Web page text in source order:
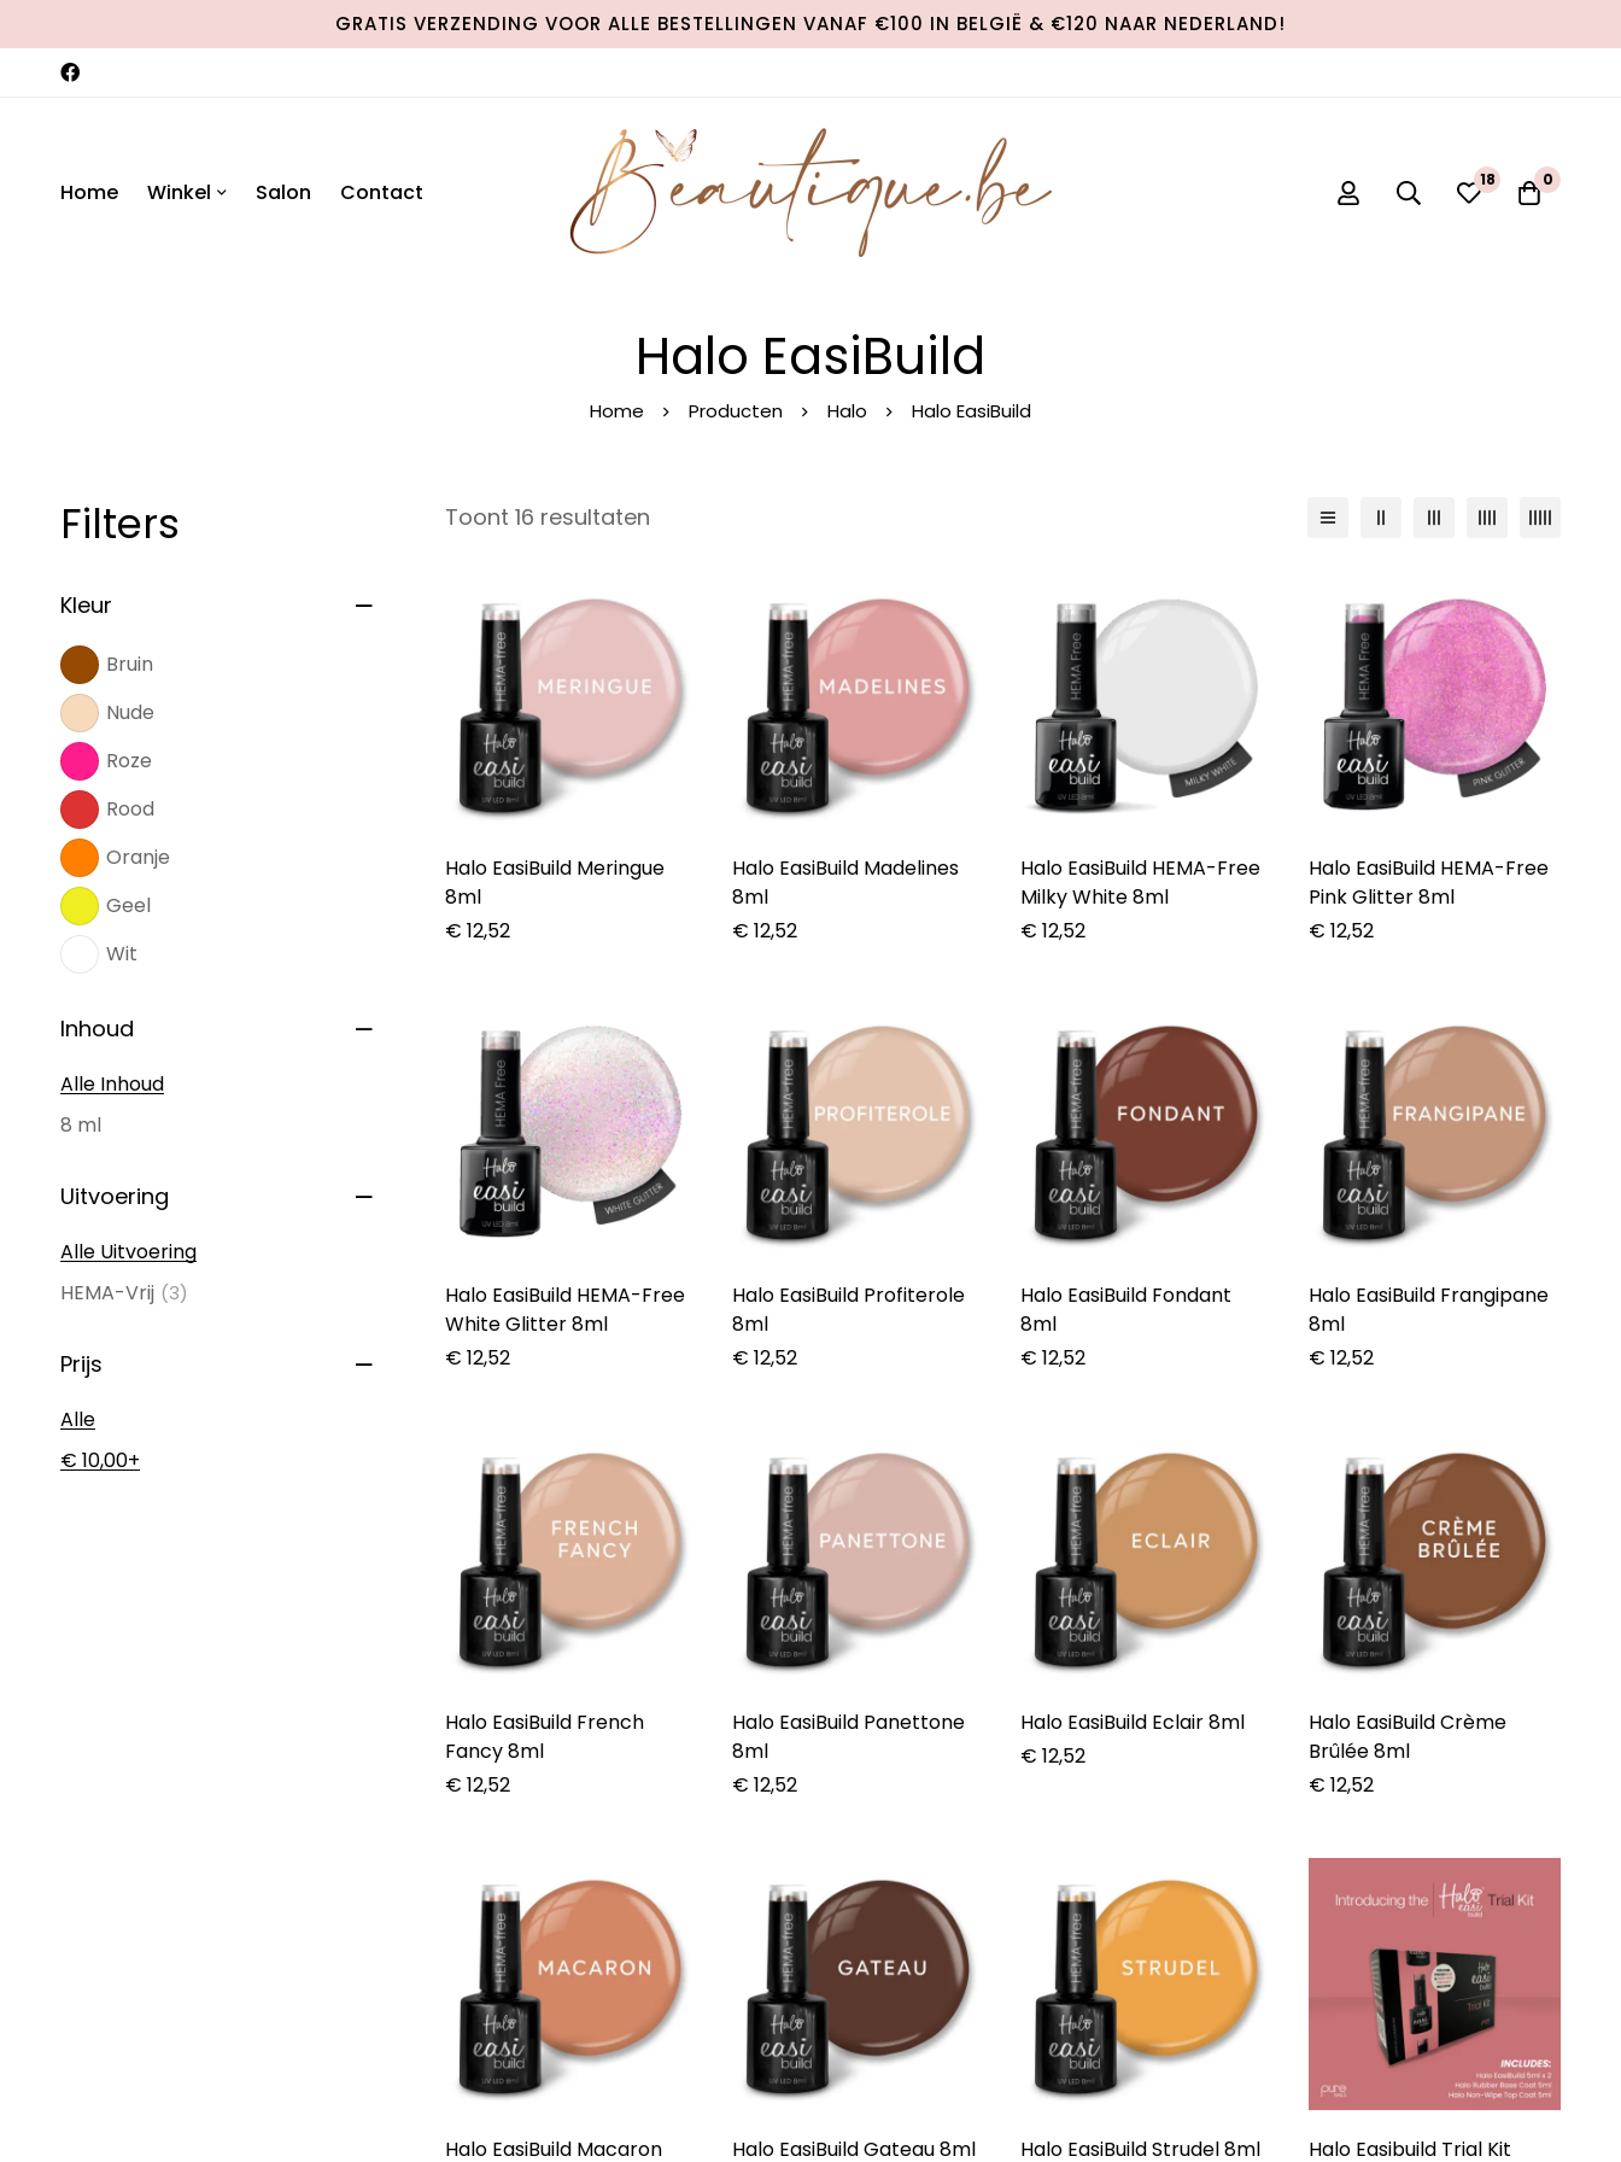
GRATIS VERZENDING VOOR ALLE BESTELLINGEN VANAF €100 IN BELGIË & €120 NAAR NEDERLAND!
Home Winkel Salon Contact 18 0
Halo EasiBuild
Home Producten Halo Halo EasiBuild
Filters
Kleur
Bruin
Nude
Roze
Rood
Oranje
Geel
Wit
Inhoud
Alle Inhoud
8 ml
Uitvoering
Alle Uitvoering
HEMA-Vrij (3)
Prijs
Alle
€ 10,00+
Toont 16 resultaten
Halo EasiBuild Meringue
8ml
€ 12,52
Halo EasiBuild Madelines
8ml
€ 12,52
Halo EasiBuild HEMA-Free
Milky White 8ml
€ 12,52
Halo EasiBuild HEMA-Free
Pink Glitter 8ml
€ 12,52
Halo EasiBuild HEMA-Free
White Glitter 8ml
€ 12,52
Halo EasiBuild Profiterole
8ml
€ 12,52
Halo EasiBuild Fondant
8ml
€ 12,52
Halo EasiBuild Frangipane
8ml
€ 12,52
Halo EasiBuild French
Fancy 8ml
€ 12,52
Halo EasiBuild Panettone
8ml
€ 12,52
Halo EasiBuild Eclair 8ml
€ 12,52
Halo EasiBuild Crème
Brûlée 8ml
€ 12,52
Halo EasiBuild Macaron Halo EasiBuild Gateau 8ml Halo EasiBuild Strudel 8ml Halo Easibuild Trial Kit